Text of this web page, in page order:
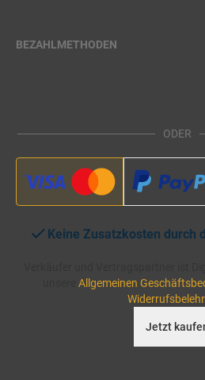
ODER
BEZAHLMETHODEN
Keine Zusatzkosten durch
Allgemeinen
Jetzt